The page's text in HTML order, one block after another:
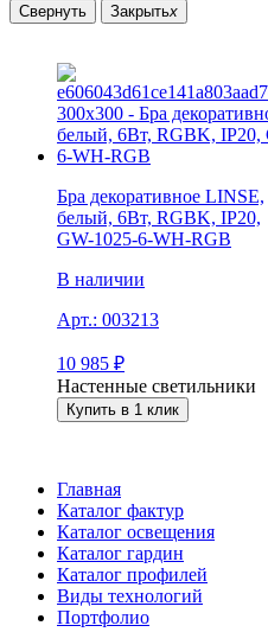
Бра декоративное LINSE,
белый, 6Вт, RGBK, IP20,
GW-1025-6-WH-RGB
В наличии
Арт.: 003213
10 985 ₽
Настенные светильники
Купить в 1 клик
Свернуть Закрытьx
Главная
Каталог фактур
Каталог освещения
Каталог гардин
Каталог профилей
Виды технологий
Портфолио